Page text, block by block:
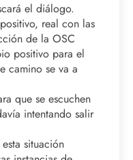
el diálogo.
real con las
de la OSC
positivo para el
camino se va a
que se escuchen
intentando salir
situación